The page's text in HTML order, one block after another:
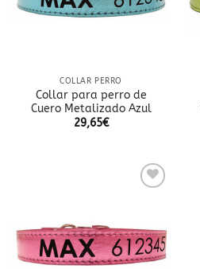
COLLAR PERRO
Collar para perro de
Cuero Metalizado Azul
29,65€
de
deseos